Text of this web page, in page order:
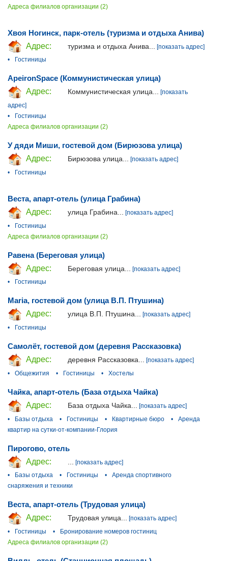
Адреса филиалов организации (2)
Хвоя Ногинск, парк-отель (туризма и отдыха Анива)
Адрес:
туризма и отдыха Анива...
[показать адрес]
•
Гостиницы
ApeironSpace (Коммунистическая улица)
Адрес:
Коммунистическая улица... [показать
адрес]
•
Гостиницы
Адреса филиалов организации (2)
У дяди Миши, гостевой дом (Бирюзова улица)
Адрес:
Бирюзова улица...
[показать адрес]
•
Гостиницы
Веста, апарт-отель (улица Грабина)
Адрес:
улица Грабина...
[показать адрес]
•
Гостиницы
Адреса филиалов организации (2)
Равена (Береговая улица)
Адрес:
Береговая улица...
[показать адрес]
•
Гостиницы
Maria, гостевой дом (улица В.П. Птушина)
Адрес:
улица В.П. Птушина... [показать адрес]
•
Гостиницы
Самолёт, гостевой дом (деревня Рассказовка)
Адрес:
деревня Рассказовка...
[показать адрес]
•
Общежития • Гостиницы • Хостелы
Чайка, апарт-отель (База отдыха Чайка)
Адрес:
База отдыха Чайка...
[показать адрес]
•
Базы отдыха • Гостиницы • Квартирные бюро •
Аренда
квартир на сутки-от-компании-Глория
Пирогово, отель
Адрес:
[показать адрес]
•
Базы отдыха • Гостиницы •
Аренда спортивного
снаряжения и техники
Веста, апарт-отель (Трудовая улица)
Адрес:
Трудовая улица... [показать адрес]
•
Гостиницы •
Бронирование номеров гостиниц
Адреса филиалов организации (2)